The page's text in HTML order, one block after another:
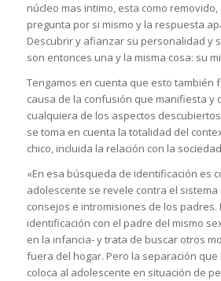
núcleo mas intimo, esta como
pregunta por si mismo y la respuesta
Descubrir y afianzar su personalidad y
son entonces una y la misma cosa: su
Tengamos en cuenta que esto también
causa de la confusión que manifiesta y
cualquiera de los aspectos
se toma en cuenta la totalidad del
chico, incluida la relación con la
«En esa búsqueda de identificación es
adolescente se revele contra el sistema
consejos e intromisiones de los padres.
identificación con el padre del mismo
en la infancia- y trata de buscar otros
fuera del hogar. Pero la separación
coloca al adolescente en situación de